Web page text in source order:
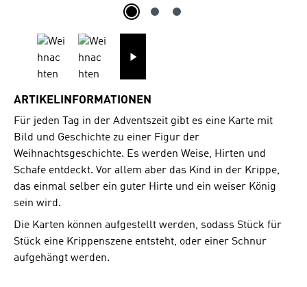
ARTIKELINFORMATIONEN
Für jeden Tag in der Adventszeit gibt es eine Karte mit
Bild und Geschichte zu einer Figur der
Weihnachtsgeschichte. Es werden Weise, Hirten und
Schafe entdeckt. Vor allem aber das Kind in der Krippe,
das einmal selber ein guter Hirte und ein weiser König
sein wird.
Die Karten können aufgestellt werden, sodass Stück für
Stück eine Krippenszene entsteht, oder einer Schnur
aufgehängt werden.